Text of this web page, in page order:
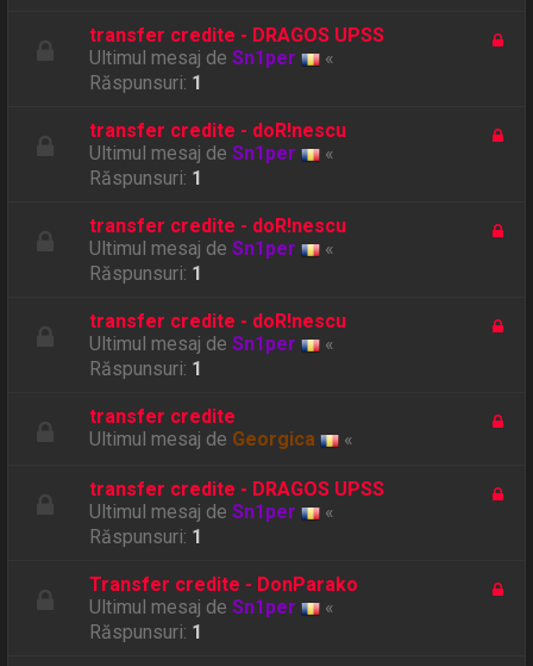
transfer credite - DRAGOS UPSS
Ultimul mesaj deSn1per
«
Răspunsuri: 1
transfer credite - doR!nescu
Ultimul mesaj deSn1per
«
Răspunsuri: 1
transfer credite - doR!nescu
Ultimul mesaj deSn1per
«
Răspunsuri: 1
transfer credite - doR!nescu
Ultimul mesaj deSn1per
«
Răspunsuri: 1
transfer credite
Ultimul mesaj de Georgica «
transfer credite - DRAGOS UPSS
Ultimul mesaj deSn1per
«
Răspunsuri: 1
Transfer credite - DonParako
Ultimul mesaj deSn1per
«
Răspunsuri: 1